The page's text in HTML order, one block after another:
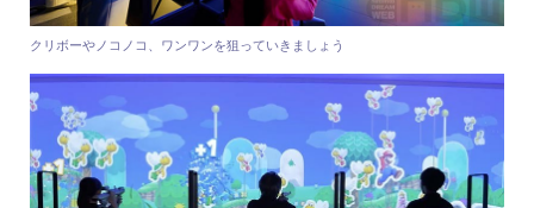
クリボーやノコノコ、ワンワンを狙っていきましょう